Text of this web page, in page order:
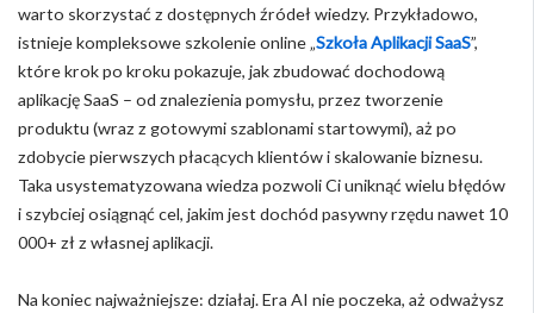
warto skorzystać z dostępnych źródeł wiedzy. Przykładowo,
istnieje kompleksowe szkolenie online „Szkoła Aplikacji SaaS”,
które krok po kroku pokazuje, jak zbudować dochodową
aplikację SaaS – od znalezienia pomysłu, przez tworzenie
produktu (wraz z gotowymi szablonami startowymi), aż po
zdobycie pierwszych płacących klientów i skalowanie biznesu.
Taka usystematyzowana wiedza pozwoli Ci uniknąć wielu błędów
i szybciej osiągnąć cel, jakim jest dochód pasywny rzędu nawet 10
000+ zł z własnej aplikacji.
Na koniec najważniejsze: działaj. Era AI nie poczeka, aż odważysz